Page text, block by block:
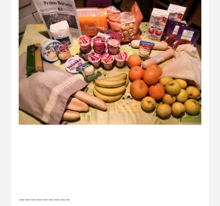
————————–